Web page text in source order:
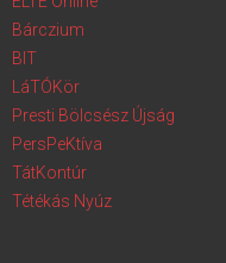
Bárczium
BIT
LáTÓKör
Presti Bölcsész Újság
PersPeKtíva
TátKontúr
Tétékás Nyúz